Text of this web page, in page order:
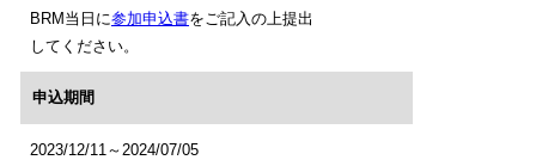
BRM当日に参加申込書をご記入の上提出
してください。
申込期間
2023/12/11～2024/07/05